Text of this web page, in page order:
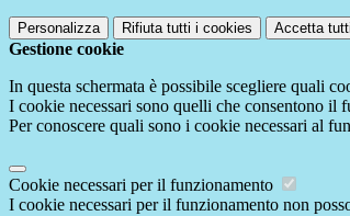
Personalizza Rifiuta tutti i cookies Accetta tutti
Gestione cookie
In questa schermata è possibile scegliere quali
I cookie necessari sono quelli che consentono il
Per conoscere quali sono i cookie necessari al
Cookie necessari per il funzionamento
I cookie necessari per il funzionamento non